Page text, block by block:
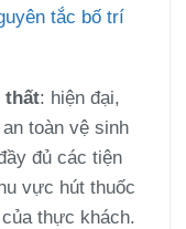
tắc bố trí
thất: hiện đại,
toàn vệ sinh
đủ các tiện
vực hút thuốc
thực khách.